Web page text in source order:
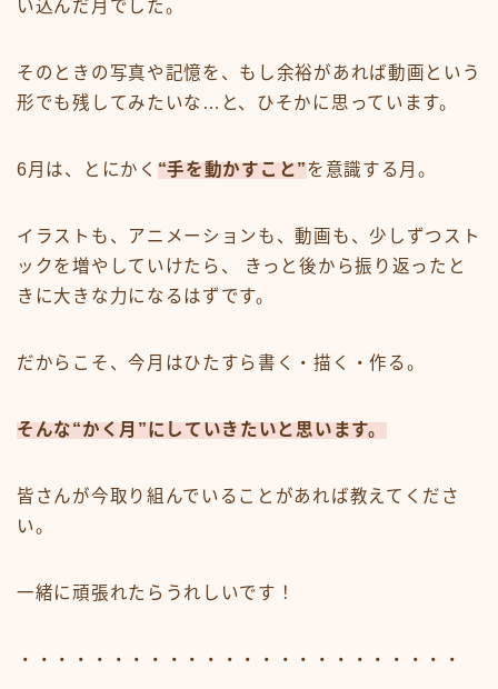
い込んだ月でした。
そのときの写真や記憶を、もし余裕があれば動画という
形でも残してみたいな…と、ひそかに思っています。
6月は、とにかく “手を動かすこと”を意識する月。
イラストも、アニメーションも、動画も、少しずつスト
ックを増やしていけたら、 きっと後から振り返ったと
きに大きな力になるはずです。
だからこそ、今月はひたすら書く・描く・作る。
そんな“かく月”にしていきたいと思います。
皆さんが今取り組んでいることがあれば教えてくださ
い。
一緒に頑張れたらうれしいです！
・・・・・・・・・・・・・・・・・・・・・・・・